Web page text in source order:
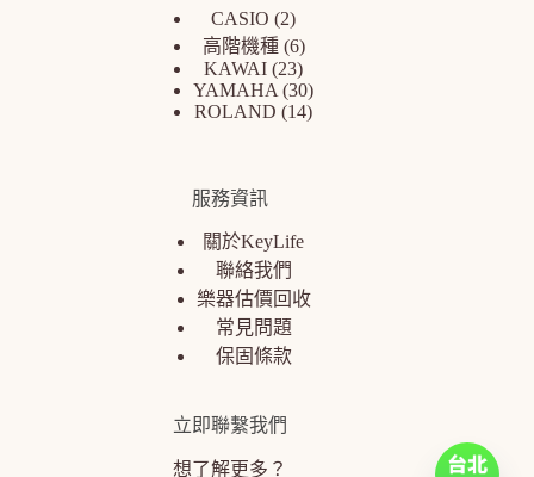
CASIO
2
高階機種 6
KAWAI 23
YAMAHA 30
ROLAND
14
服務資訊
關於KeyLife
聯絡我們
樂器估價回收
常見問題
保固條款
立即聯繫我們
想了解更多？